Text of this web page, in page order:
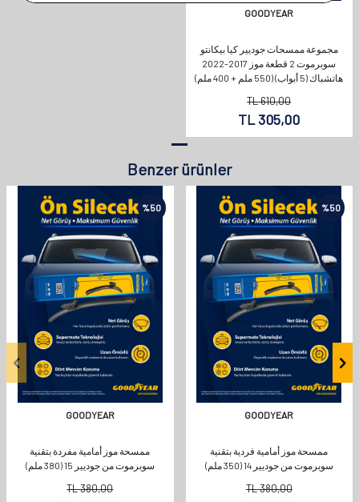
GOODYEAR
مجموعة ممسحات جوديير كيا بيكانتو
سوبرموت 2 قطعة موز 2017-2022
هاتشباك (5 أبواب) (550 ملم + 400 ملم)
610,00
TL
305,00
TL
Benzer ürünler
%50
GOODYEAR
ممسحة موز أمامية فردية بتقنية
سوبرموت من جوديير 14 (350 ملم)
380,00
TL
%50
GOODYEAR
ممسحة موز أمامية مفردة بتقنية
سوبرموت من جوديير 15 (380 ملم)
380,00
TL